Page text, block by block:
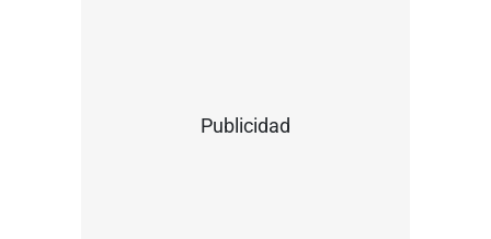
Publicidad